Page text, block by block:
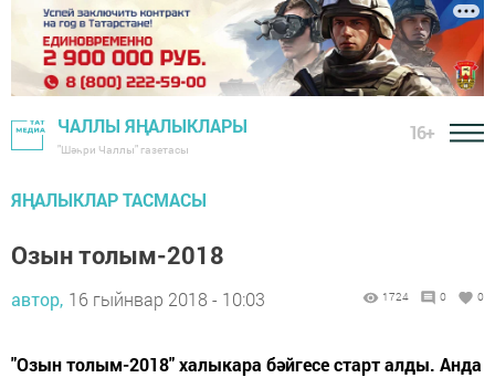
ЧАЛЛЫ ЯҢАЛЫКЛАРЫ
"Шәһри Чаллы" газетасы
16+
ЯҢАЛЫКЛАР ТАСМАСЫ
Озын толым-2018
автор, 16 гыйнвар 2018 - 10:03 1724 0 0
"Озын толым-2018" халыкара бәйгесе старт алды. Анда